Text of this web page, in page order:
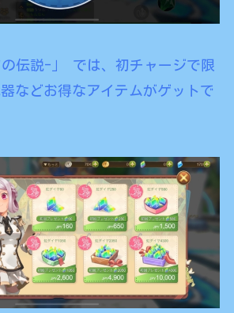
の伝説-」 では、初チャージで限
などお得なアイテムがゲットで